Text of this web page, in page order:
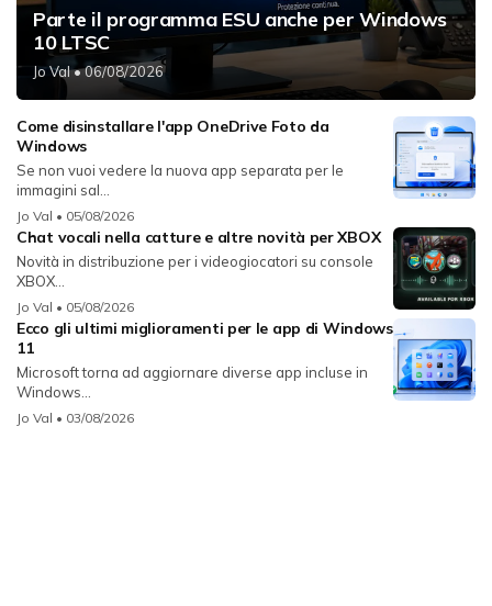
Parte il programma ESU anche per Windows
10 LTSC
Jo Val• 06/08/2026
Come disinstallare l'app OneDrive Foto da
Windows
Se non vuoi vedere la nuova app separata per le
immagini sal...
Jo Val • 05/08/2026
Chat vocali nella catture e altre novità per XBOX
Novità in distribuzione per i videogiocatori su console
XBOX...
Jo Val • 05/08/2026
Ecco gli ultimi miglioramenti per le app di Windows
11
Microsoft torna ad aggiornare diverse app incluse in
Windows...
Jo Val • 03/08/2026